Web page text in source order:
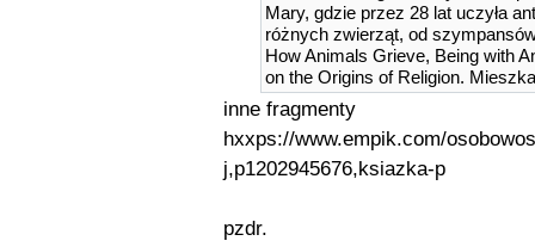
Mary, gdzie przez 28 lat uczyła
różnych zwierząt, od
How Animals Grieve, Being with
on the Origins of Religion.
inne fragmenty
hxxps://www.empik.com/
j,p1202945676,ksiazka-p
pzdr.